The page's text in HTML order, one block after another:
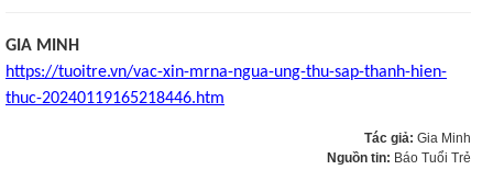
GIA MINH
https://tuoitre.vn/vac-xin-mrna-ngua-ung-thu-sap-thanh-hien-
thuc-20240119165218446.htm
Tác giả: Gia Minh
Nguồn tin: Báo Tuổi Trẻ